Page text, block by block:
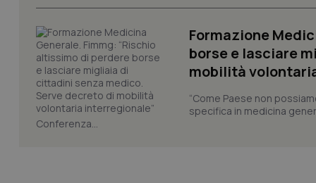
Formazione
borse e lasciare
mobilità
“Come Paese non
specifica in medicina
Conferenza...
Nome
Nome
VISITOR_INFO1_LIVE
__Secure-YNID